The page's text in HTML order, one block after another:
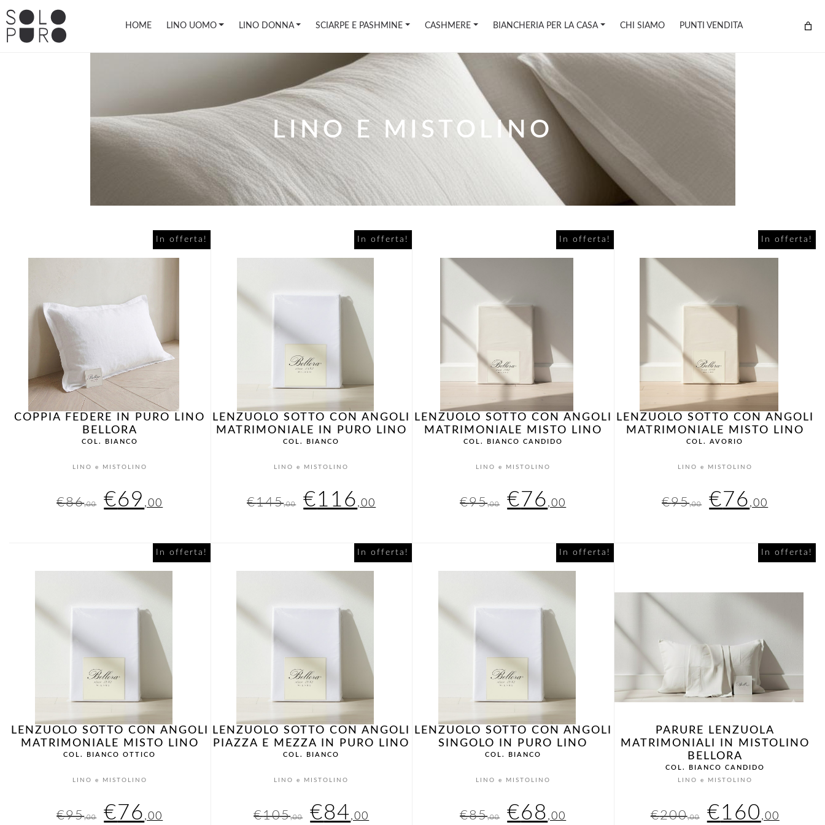
HOME LINO UOMO LINO DONNA SCIARPE E PASHMINE CASHMERE BIANCHERIA PER LA CASA CHI SIAMO PUNTI VENDITA
LINO E MISTOLINO
In offerta!
COPPIA FEDERE IN PURO LINO
BELLORA
COL. BIANCO
LINO e MISTOLINO
€86,00
Il
originale
era:
€86,00.
€69 ,00
attuale
€69,00.
In offerta!
LENZUOLO SOTTO CON ANGOLI
MATRIMONIALE IN PURO LINO
COL. BIANCO
LINO e MISTOLINO
€145,00
Il
originale
era:
€145,00.
€116 ,00
attuale
€116,00.
In offerta!
LENZUOLO SOTTO CON ANGOLI
MATRIMONIALE MISTO LINO
COL. BIANCO CANDIDO
LINO e MISTOLINO
€95,00
Il
originale
era:
€95,00.
€ 76 ,00
attuale
€76,00.
In offerta!
LENZUOLO SOTTO CON ANGOLI
MATRIMONIALE MISTO LINO
COL. AVORIO
LINO e MISTOLINO
€95,00
Il
originale
era:
€95,00.
€ 76 ,00
è:
In offerta!
LENZUOLO SOTTO CON ANGOLI
MATRIMONIALE MISTO LINO
COL. BIANCO OTTICO
LINO e MISTOLINO
€95,00
Il
€76 ,00
In offerta!
LENZUOLO SOTTO CON ANGOLI
PIAZZA E MEZZA IN PURO LINO
COL. BIANCO
LINO e MISTOLINO
€105,00
Il
€84,00
In offerta!
LENZUOLO SOTTO CON ANGOLI
SINGOLO IN PURO LINO
COL. BIANCO
LINO e MISTOLINO
€85,00
Il
€68 ,00
In offerta!
PARURE LENZUOLA
MATRIMONIALI IN MISTOLINO
BELLORA
COL. BIANCO CANDIDO
LINO e MISTOLINO
€200,00
Il
€160 ,00